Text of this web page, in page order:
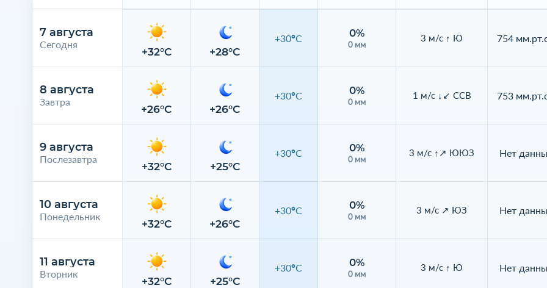
7 августа
Сегодня
8 августа
Завтра
9 августа
Послезавтра
10 августа
Понедельник
11 августа
Вторник
+32°C +28°C
+30°C 0%
0 мм
3 м/с ↑ Ю 754
+26°C +26°C
+30°C 0%
0 мм
1 м/с ↓↙ ССВ 753
+32°C +25°C
+30°C 0%
0 мм
3 м/с ↑↗ ЮЮЗ Нет
+32°C +26°C
+30°C 0%
0 мм
3 м/с ↗ ЮЗ Нет
+32°C +25°C
+30°C 0%
0 мм
3 м/с ↑ Ю Нет